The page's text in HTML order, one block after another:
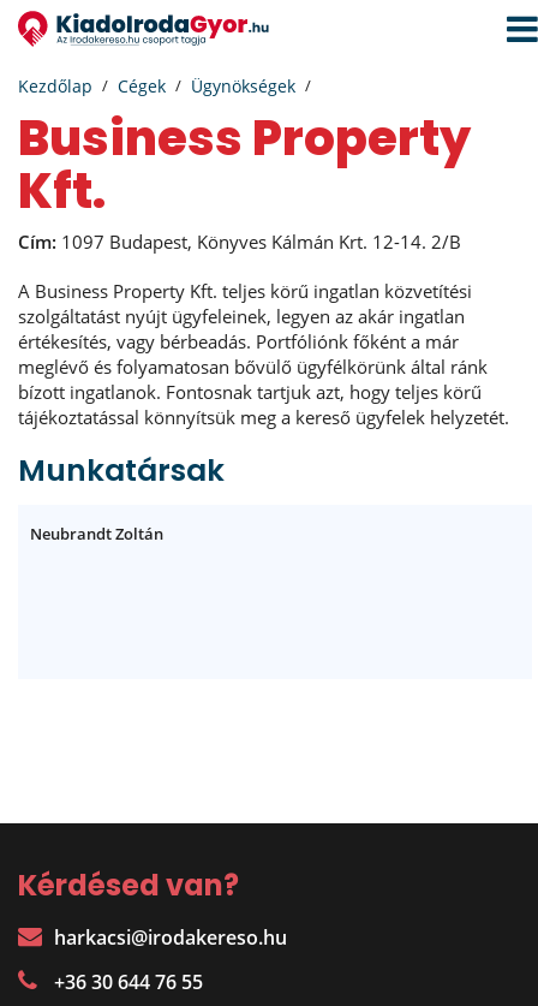
Kezdőlap Cégek Ügynökségek
Business Property
Kft.
Cím: 1097 Budapest, Könyves Kálmán Krt. 12-14. 2/B
A Business Property Kft. teljes körű ingatlan közvetítési
szolgáltatást nyújt ügyfeleinek, legyen az akár ingatlan
értékesítés, vagy bérbeadás. Portfóliónk főként a már
meglévő és folyamatosan bővülő ügyfélkörünk által ránk
bízott ingatlanok. Fontosnak tartjuk azt, hogy teljes körű
tájékoztatással könnyítsük meg a kereső ügyfelek helyzetét.
Munkatársak
Neubrandt Zoltán
Kérdésed van?
harkacsi@irodakereso.hu
+36 30 644 76 55